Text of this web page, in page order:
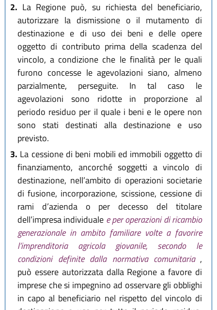
2. La Regione può, su richiesta del beneficiario,
autorizzare la dismissione o il mutamento di
destinazione e di uso dei beni e delle opere
oggetto di contributo prima della scadenza del
vincolo, a condizione che le finalità per le quali
furono concesse le agevolazioni siano, almeno
parzialmente, perseguite. In tal caso le
agevolazioni sono ridotte in proporzione al
periodo residuo per il quale i beni e le opere non
sono stati destinati alla destinazione e uso
previsto.
3. La cessione di beni mobili ed immobili oggetto di
finanziamento, ancorché soggetti a vincolo di
destinazione, nell’ambito di operazioni societarie
di fusione, incorporazione, scissione, cessione di
rami d’azienda o per decesso del titolare
dell’impresa individuale e per operazioni di ricambio
generazionale in ambito familiare volte a favorire
l’imprenditoria agricola giovanile, secondo le
condizioni definite dalla normativa comunitaria ,
può essere autorizzata dalla Regione a favore di
imprese che si impegnino ad osservare gli obblighi
in capo al beneficiario nel rispetto del vincolo di